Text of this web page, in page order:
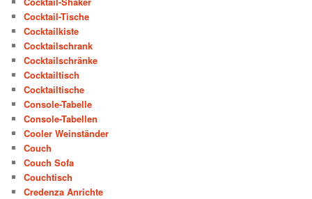
Cocktail-Tische
Cocktailkiste
Cocktailschrank
Cocktailschränke
Cocktailtisch
Cocktailtische
Console-Tabelle
Console-Tabellen
Cooler Weinständer
Couch
Couch Sofa
Couchtisch
Credenza Anrichte